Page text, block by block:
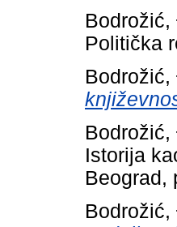
Bodrožić,
Politička
Bodrožić,
Bodrožić,
Istorija
Beograd,
Bodrožić,